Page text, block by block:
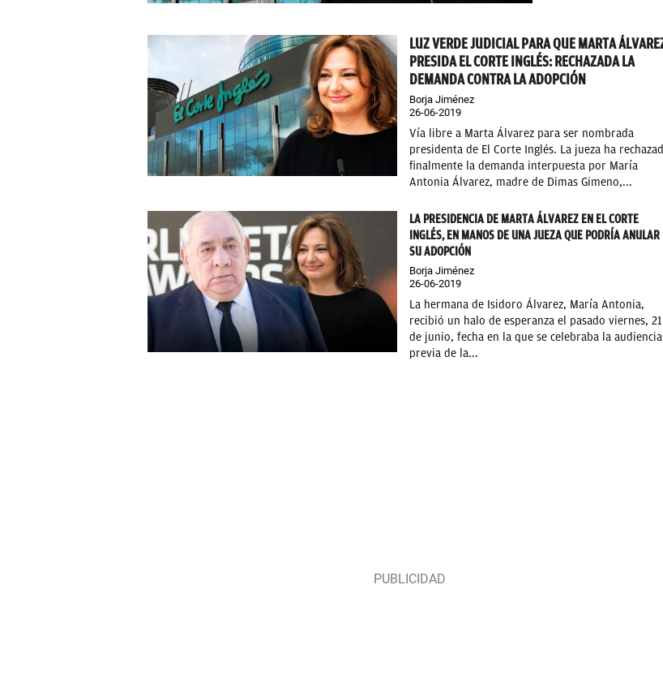
LUZ VERDE JUDICIAL PARA QUE MARTA
PRESIDA EL CORTE INGLÉS: RECHAZADA LA
DEMANDA CONTRA LA ADOPCIÓN
Borja Jiménez
26-06-2019
Vía libre a Marta Álvarez para ser nombrada
presidenta de El Corte Inglés. La jueza ha
finalmente la demanda interpuesta por María
Antonia Álvarez, madre de Dimas Gimeno,...
LA PRESIDENCIA DE MARTA ÁLVAREZ EN EL CORTE
INGLÉS, EN MANOS DE UNA JUEZA QUE PODRÍA ANULAR
SU ADOPCIÓN
Borja Jiménez
26-06-2019
La hermana de Isidoro Álvarez, María Antonia,
recibió un halo de esperanza el pasado viernes, 21
de junio, fecha en la que se celebraba la audiencia
previa de la...